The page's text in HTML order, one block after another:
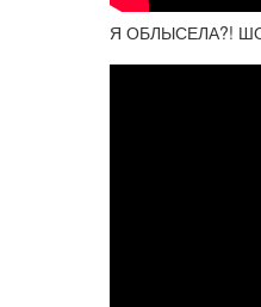
Я ОБЛЫСЕЛА?!